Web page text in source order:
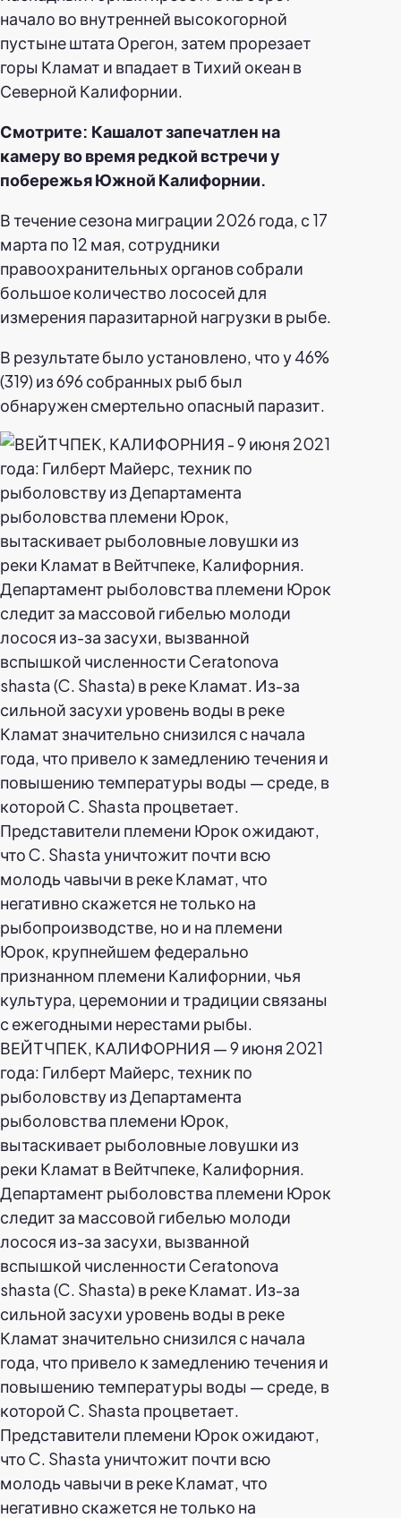
начало во внутренней высокогорной
пустыне штата Орегон, затем прорезает
горы Кламат и впадает в Тихий океан в
Северной Калифорнии.
Смотрите: Кашалот запечатлен на
камеру во время редкой встречи у
побережья Южной Калифорнии.
В течение сезона миграции 2026 года, с 17
марта по 12 мая, сотрудники
правоохранительных органов собрали
большое количество лососей для
измерения паразитарной нагрузки в рыбе.
В результате было установлено, что у 46%
(319) из 696 собранных рыб был
обнаружен смертельно опасный паразит.
ВЕЙТЧПЕК, КАЛИФОРНИЯ — 9 июня 2021
года: Гилберт Майерс, техник по
рыболовству из Департамента
рыболовства племени Юрок,
вытаскивает рыболовные ловушки из
реки Кламат в Вейтчпеке, Калифорния.
Департамент рыболовства племени Юрок
следит за массовой гибелью молоди
лосося из-за засухи, вызванной
вспышкой численности Ceratonova
shasta (C. Shasta) в реке Кламат. Из-за
сильной засухи уровень воды в реке
Кламат значительно снизился с начала
года, что привело к замедлению течения и
повышению температуры воды — среде, в
которой C. Shasta процветает.
Представители племени Юрок ожидают,
что C. Shasta уничтожит почти всю
молодь чавычи в реке Кламат, что
негативно скажется не только на